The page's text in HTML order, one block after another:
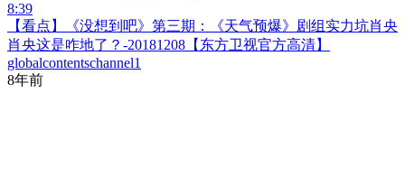
8:39
【看点】《没想到吧》第三期：《天气预爆》剧组实力坑肖央
肖央这是咋地了？-20181208【东方卫视官方高清】
globalcontentschannel1
8年前